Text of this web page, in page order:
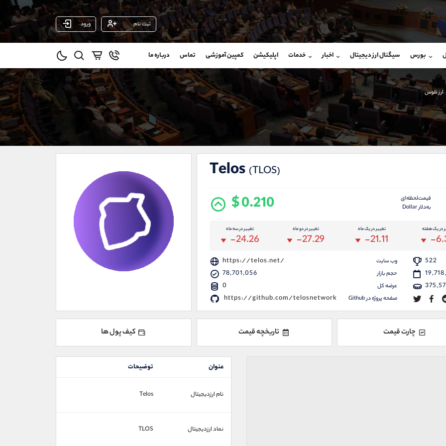
ثبت نام ورود
بورس سیگنال ارز دیجیتال اخبار خدمات اپلیکیشن کمپین آموزشی تماس درباره ما
ارز تلوس
Telos (TLOS)
قیمت‌لحظه‌ای
به‌دلار Dollar
$ 0.210
در یک هفته
-
تغییر در یک ماه
-21.11
تغییر در دو ماه
-27.29
تغییر در سه ماه
-24.26
522 وب سایت https://telos.net/
حجم بازار 78,701,056
عرضه کل 0
صفحه پروژه در Github https://github.com/telosnetwork
چارت قیمت تاریخچه قیمت کیف پول ها
عنوان توضیحات
نام ارزدیجیتال Telos
نماد ارزدیجیتال TLOS
شروع گفتگو
@Armteam_admin_103
103
شروع گفتگو
@Armteam_admin_104
داخلی 104
(ایمان پوراسماعیلی)
09927779040
واتساپ شروع گفتگو
تلگرام @Armteam_admin_por
021-22021030
021-22021040
@alireza.mehrabii
@alirezamehrabi_com
@alirezamehrabi_official